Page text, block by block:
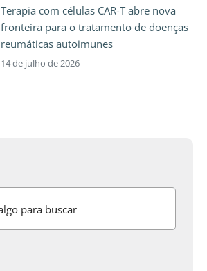
Terapia com células CAR-T abre nova
fronteira para o tratamento de doenças
reumáticas autoimunes
14 de julho de 2026